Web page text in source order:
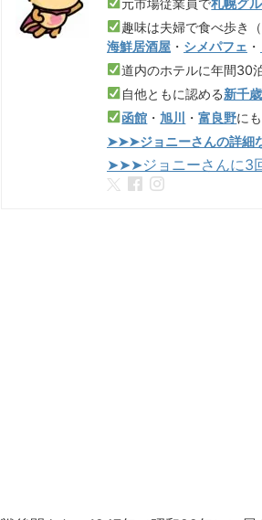
趣味は夫婦で食べ歩き（
海鮮居酒屋 ・ シメパフェ ・
道内のホテルに年間30
自他ともに認める新千
函館 ・旭川 ・富良野に
➤➤➤ジョニーさんの詳細
➤➤➤ジョニーさんに3